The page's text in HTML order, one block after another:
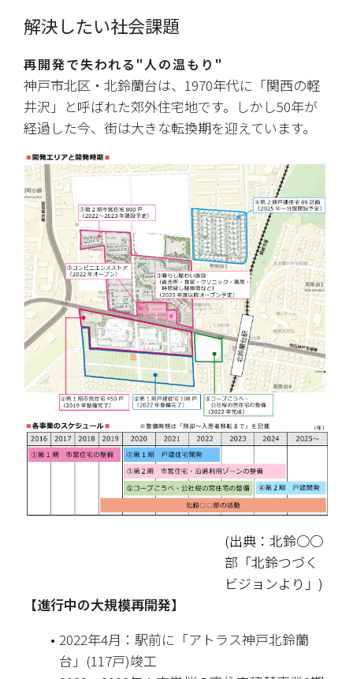
解決したい社会課題
再開発で失われる"人の温もり"
神戸市北区・北鈴蘭台は、1970年代に「関西の軽
井沢」と呼ばれた郊外住宅地です。しかし50年が
経過した今、街は大きな転換期を迎えています。
(出典：北鈴○○
部「北鈴つづく
ビジョンより」)
【進行中の大規模再開発】
2022年4月：駅前に「アトラス神戸北鈴蘭
台」(117戸)竣工